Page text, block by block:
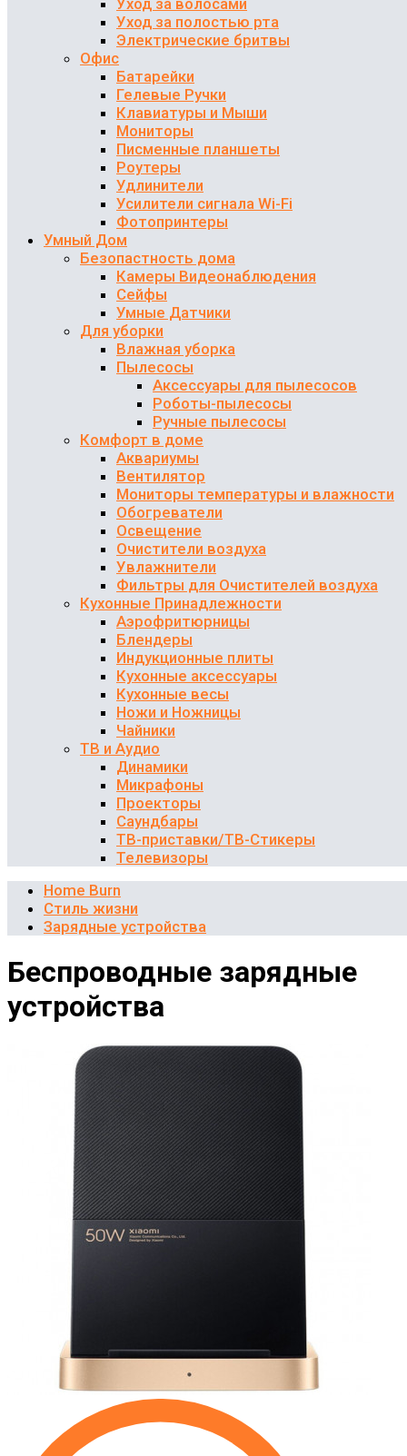
Уход за полостью рта
Электрические бритвы
Офис
Батарейки
Гелевые Ручки
Клавиатуры и Мыши
Мониторы
Писменные планшеты
Роутеры
Удлинители
Усилители сигнала Wi-Fi
Фотопринтеры
Умный Дом
Безопастность дома
Камеры Видеонаблюдения
Сейфы
Умные Датчики
Для уборки
Влажная уборка
Пылесосы
Аксессуары для пылесосов
Роботы-пылесосы
Ручные пылесосы
Комфорт в доме
Аквариумы
Вентилятор
Мониторы температуры и влажности
Обогреватели
Освещение
Очистители воздуха
Увлажнители
Фильтры для Очистителей воздуха
Кухонные Принадлежности
Аэрофритюрницы
Блендеры
Индукционные плиты
Кухонные аксессуары
Кухонные весы
Ножи и Ножницы
Чайники
ТВ и Аудио
Динамики
Микрафоны
Проекторы
Саундбары
ТВ-приставки/ТВ-Стикеры
Телевизоры
Home Burn
Стиль жизни
Зарядные устройства
Беспроводные зарядные
устройства